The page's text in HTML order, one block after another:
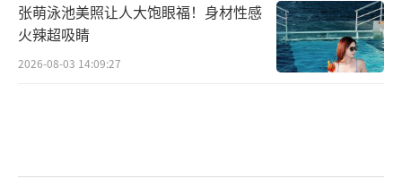
张萌泳池美照让人大饱眼福！身材性感
火辣超吸睛
2026-08-03 14:09:27